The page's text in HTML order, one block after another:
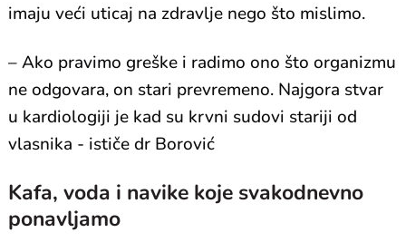
imaju veći uticaj na zdravlje nego što mislimo.
– Ako pravimo greške i radimo ono što organizmu
ne odgovara, on stari prevremeno. Najgora stvar
u kardiologiji je kad su krvni sudovi stariji od
vlasnika - ističe dr Borović
Kafa, voda i navike koje svakodnevno
ponavljamo